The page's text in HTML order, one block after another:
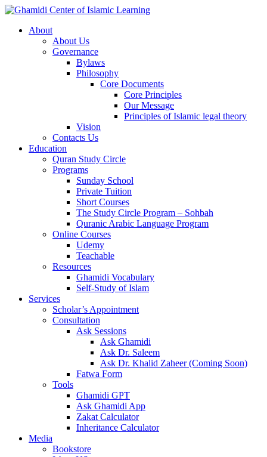
About
About Us
Governance
Bylaws
Philosophy
Core Documents
Core Principles
Our Message
Principles of Islamic legal theory
Vision
Contacts Us
Education
Quran Study Circle
Programs
Sunday School
Private Tuition
Short Courses
The Study Circle Program – Sohbah
Quranic Arabic Language Program
Online Courses
Udemy
Teachable
Resources
Ghamidi Vocabulary
Self-Study of Islam
Services
Scholar’s Appointment
Consultation
Ask Sessions
Ask Ghamidi
Ask Dr. Saleem
Ask Dr. Khalid Zaheer (Coming Soon)
Fatwa Form
Tools
Ghamidi GPT
Ask Ghamidi App
Zakat Calculator
Inheritance Calculator
Media
Bookstore